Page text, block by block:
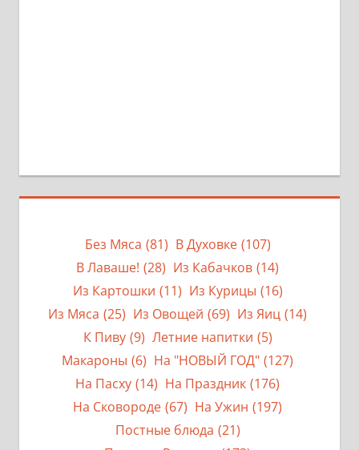
Без Мяса (81) В Духовке (107)
В Лаваше! (28) Из Кабачков (14)
Из Картошки (11) Из Курицы (16)
Из Мяса (25) Из Овощей (69) Из Яиц (14)
К Пиву (9) Летние напитки (5)
Макароны (6) На "НОВЫЙ ГОД" (127)
На Пасху (14) На Праздник (176)
На Сковороде (67) На Ужин (197)
Постные блюда (21)